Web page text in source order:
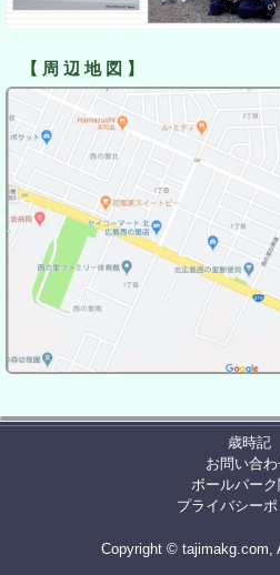
【 周 辺 地 図 】
歳時記
お問い合
ボールパー
プライバシー
Copyright © tajimakg.com,